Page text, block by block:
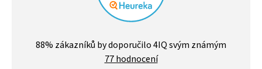
hodnocení
obchodu
je
88% zákazníků by doporučilo 4IQ svým známým
77 hodnocení